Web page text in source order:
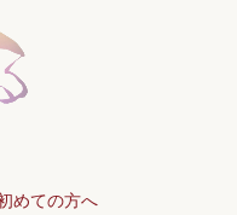
めての方へ